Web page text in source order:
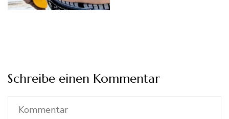
Schreibe einen Kommentar